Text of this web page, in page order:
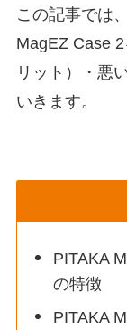
この記事では
MagEZ Case
リット）・悪
いきます。
PITAKA
の特徴
PITAKA